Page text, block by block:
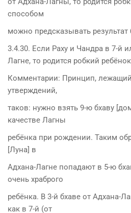
способом
можно предсказывать результат
3.4.30. Если Раху и Чандра в 7-й
Лагне, то родится робкий
Комментарии: Принцип,
утверждений,
таков: нужно взять 9-ю бхаву
качестве Лагны
ребёнка при рождении. Таким
[Луна] в
Адхана-Лагне попадают в 5-ю
очень храброго
ребёнка. В 3-й бхаве от Адхана-
как в 7-й (от